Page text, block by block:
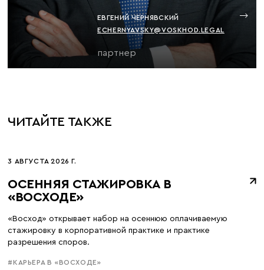
ЕВГЕНИЙ ЧЕРНЯВСКИЙ
ECHERNYAVSKY@VOSKHOD.LEGAL
партнер
ЧИТАЙТЕ ТАКЖЕ
3 АВГУСТА 2026 Г.
ОСЕННЯЯ СТАЖИРОВКА В
«ВОСХОДЕ»
«Восход» открывает набор на осеннюю оплачиваемую
стажировку в корпоративной практике и практике
разрешения споров.
#КАРЬЕРА В «ВОСХОДЕ»